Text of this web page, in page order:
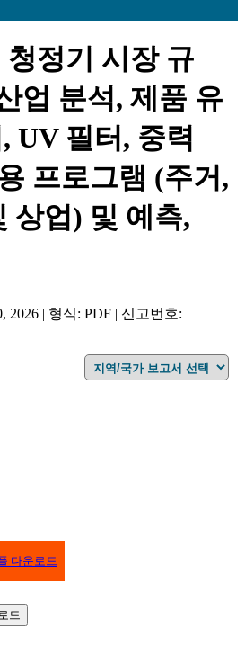
정기 시장 규
업 분석, 제품 유
UV 필터, 중력
프로그램 (주거,
상업) 및 예측,
2026 | 형식: PDF | 신고번호:
다운로드
드